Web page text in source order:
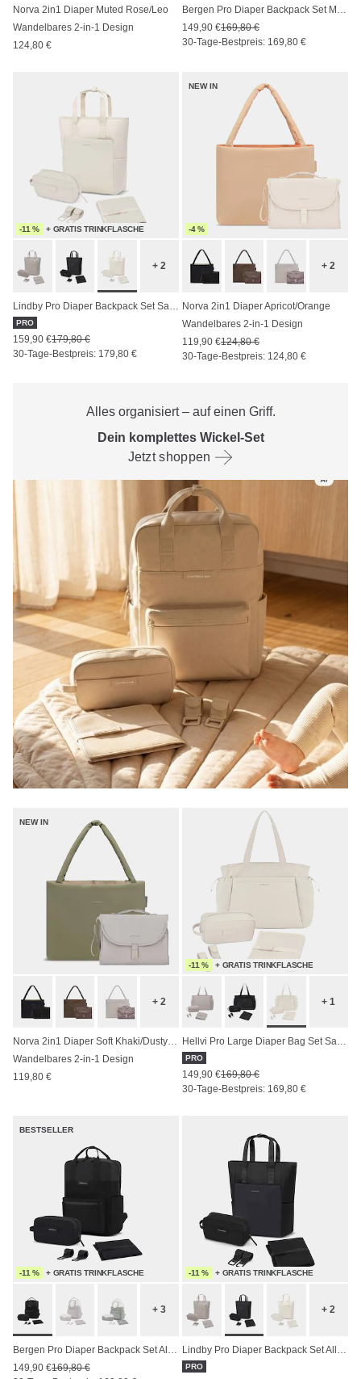
Norva 2in1 Diaper Muted Rose/Leo
Wandelbares 2-in-1 Design
124,80 €
Bergen Pro Diaper Backpack Set Muted Sage
149,90 €169,80 €
30-Tage-Bestpreis: 169,80 €
-11 % + GRATIS TRINKFLASCHE
+ 2
PRO
159,90 €179,80 €
30-Tage-Bestpreis: 179,80 €
NEW IN
-4 %
+ 2
Norva 2in1 Diaper Apricot/Orange
Wandelbares 2-in-1 Design
119,90 €124,80 €
30-Tage-Bestpreis: 124,80 €
Alles organisiert – auf einen Griff.
Dein komplettes Wickel-Set
Jetzt shoppen
NEW IN
+ 2
Norva 2in1 Diaper Soft Khaki/Dusty Sand
Wandelbares 2-in-1 Design
119,80 €
-11 % + GRATIS TRINKFLASCHE
+ 1
Hellvi Pro Large Diaper Bag Set Sandstone
PRO
149,90 €169,80 €
30-Tage-Bestpreis: 169,80 €
BESTSELLER
-11 % + GRATIS TRINKFLASCHE
+ 3
149,90 €169,80 €
-11 % + GRATIS TRINKFLASCHE
+ 2
PRO